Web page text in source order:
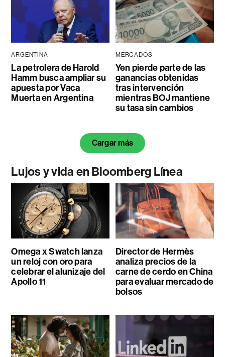
ARGENTINA
La petrolera de Harold
Hamm busca ampliar su
apuesta por Vaca
Muerta en Argentina
MERCADOS
Yen pierde parte de las
ganancias obtenidas
tras intervención
mientras BOJ mantiene
su tasa sin cambios
Cargar más
Lujos y vida en Bloomberg Línea
Omega x Swatch lanza
un reloj con oro para
celebrar el alunizaje del
Apollo 11
Director de Hermès
analiza precios de la
carne de cerdo en China
para evaluar mercado de
bolsos